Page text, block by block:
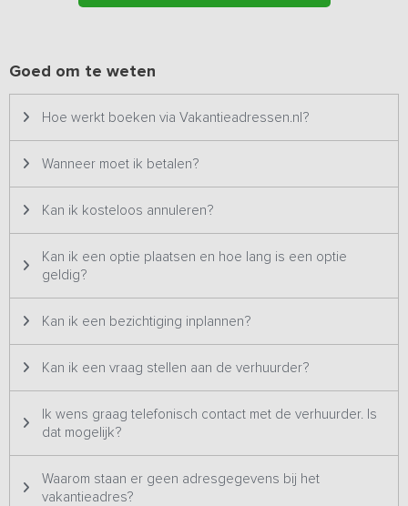
inloopdouche, toilet en wastafel, voor een rustig moment bij het
Buiten
Op het terras van de accommodatie kun je heerlijk genieten van
van Overijssel en Friesland kun je uitstapjes maken naar de
pittoreske Zuiderzeedorpjes, een bezoek brengen aan het
schitterende Giethoorn of het Woudagemaal (Unesco
Goed om te weten
Hoe werkt boeken via Vakantieadressen.nl?
Wanneer moet ik betalen?
Kan ik kosteloos annuleren?
Kan ik een optie plaatsen en hoe lang is een optie
geldig?
Kan ik een bezichtiging inplannen?
Kan ik een vraag stellen aan de verhuurder?
Ik wens graag telefonisch contact met de verhuurder. Is
dat mogelijk?
Waarom staan er geen adresgegevens bij het
vakantieadres?